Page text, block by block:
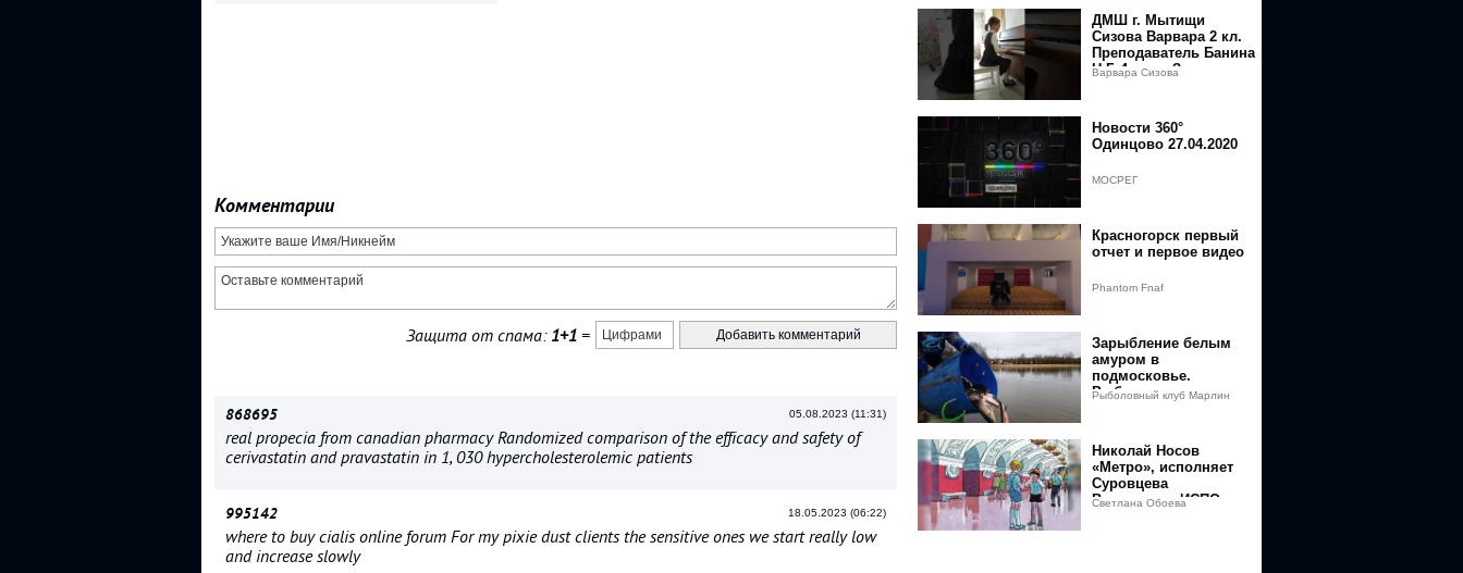
Комментарии
Защита от спама: 1+1 =
868695 05.08.2023 (11:31)
real propecia from canadian pharmacy Randomized comparison of the efficacy and safety of
cerivastatin and pravastatin in 1, 030 hypercholesterolemic patients
995142 18.05.2023 (06:22)
where to buy cialis online forum For my pixie dust clients the sensitive ones we start really low
and increase slowly
ДМШ г. Мытищи
Сизова Варвара 2 кл.
Преподаватель Банина
Н.Г. 4 четв. Занятия в
Варвара Сизова
Новости 360°
Одинцово 27.04.2020
МОСРЕГ
Красногорск первый
отчет и первое видео
Phantom Fnaf
Зарыбление белым
амуром в
подмосковье.
Рыбалка.
Рыболовный клуб Марлин
Николай Носов
«Метро», исполняет
Суровцева
Владислава ИСПО
Светлана Обоева